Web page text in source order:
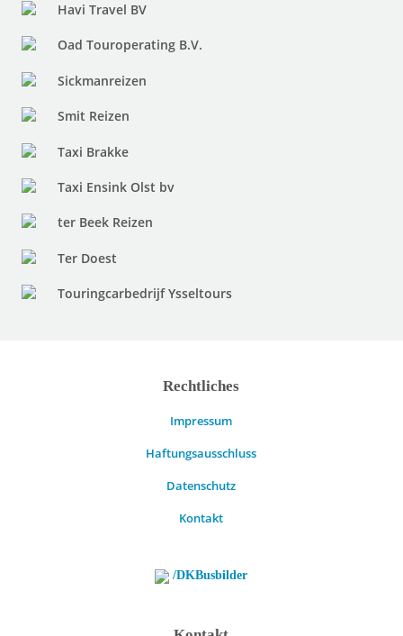
Havi Travel BV
Oad Touroperating B.V.
Sickmanreizen
Smit Reizen
Taxi Brakke
Taxi Ensink Olst bv
ter Beek Reizen
Ter Doest
Touringcarbedrijf Ysseltours
Rechtliches
Impressum
Haftungsausschluss
Datenschutz
Kontakt
/DKBusbilder